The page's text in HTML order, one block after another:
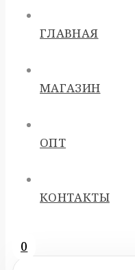
ГЛАВНАЯ
МАГАЗИН
ОПТ
КОНТАКТЫ
0